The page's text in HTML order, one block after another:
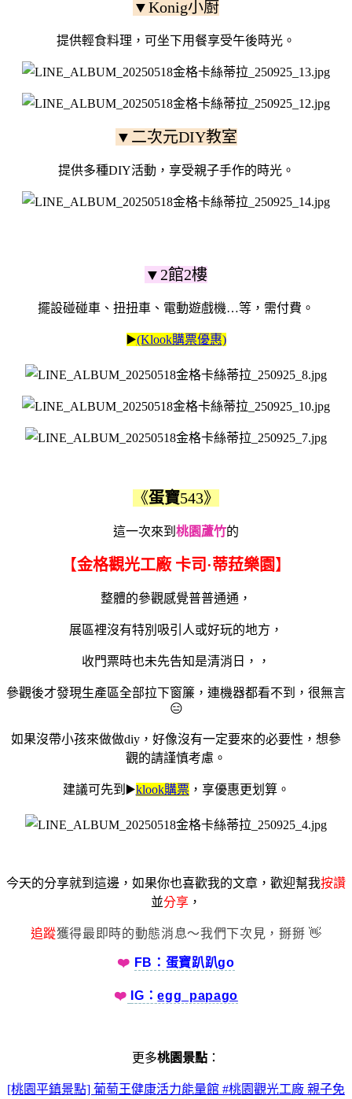
▼Konig小廚
提供輕食料理，可坐下用餐享受午後時光。
▼二次元DIY教室
提供多種DIY活動，享受親子手作的時光。
▼2館2樓
擺設碰碰車、扭扭車、電動遊戲機…等，需付費。
▶️(Klook購票優惠)
《蛋寶543》
這一次來到 桃園蘆竹的
【金格觀光工廠 卡司·蒂菈樂園 】
整體的參觀感覺普普通通，
展區裡沒有特別吸引人或好玩的地方，
收門票時也未先告知是清消日，，
參觀後才發現生產區全部拉下窗簾，連機器都看不到，很無言
😑
如果沒帶小孩來做做diy，好像沒有一定要來的必要性，想參
觀的請謹慎考慮。
建議可先到▶️klook購票，享優惠更划算。
今天的分享就到這邊，如果你也喜歡我的文章，歡迎幫我按讚
並分享 ，
追蹤獲得最即時的動態消息～我們下次見，掰掰 👋
❤️ FB：蛋寶趴趴go
❤️ IG：egg_papago
更多桃園景點 ：
[桃園平鎮景點] 葡萄王健康活力能量館 #桃園觀光工廠 親子免